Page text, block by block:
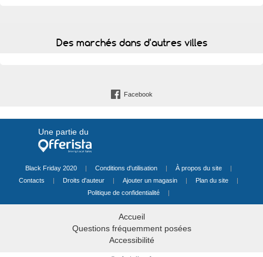
Des marchés dans d'autres villes
Facebook
Une partie du
Black Friday 2020 | Conditions d'utilisation | À propos du site
|
Contacts
| Droits d'auteur | Ajouter un magasin | Plan du site
|
Politique de confidentialité
|
Accueil
Questions fréquemment posées
Accessibilité